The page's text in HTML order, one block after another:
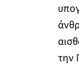
την